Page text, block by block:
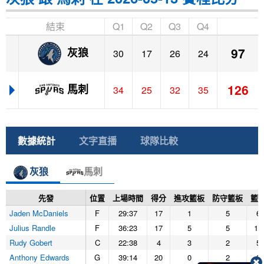
結束 Q1 Q2 Q3 Q4
灰狼 30 17 26 24 97
馬刺 34 25 32 35 126
數據統計 文字直播 球隊比較
灰狼 馬刺
先發 位置 上場時間 得分 進攻籃板 防守籃板
籃
Jaden McDaniels
F 29:37 17 1 5
6
Julius Randle
F 36:23 17 5 5
10
Rudy Gobert
C 22:38 4 3 2
5
Anthony Edwards
G 39:14 20 0 2 2